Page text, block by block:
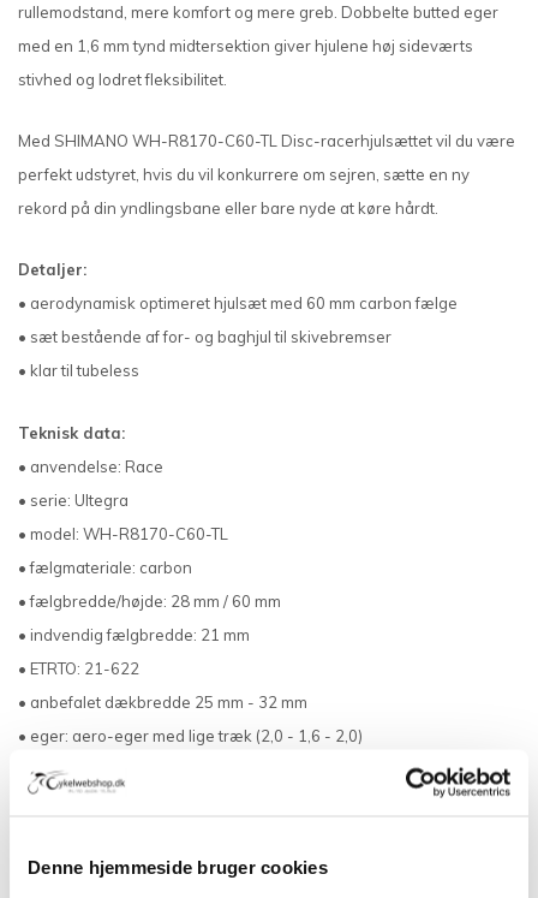
Denne hjemmeside bruger cookies
rullemodstand, mere komfort og mere greb. Dobbelte butted eger
med en 1,6 mm tynd midtersektion giver hjulene høj sideværts
stivhed og lodret fleksibilitet.
Med SHIMANO WH-R8170-C60-TL Disc-racerhjulsættet vil du være
perfekt udstyret, hvis du vil konkurrere om sejren, sætte en ny
rekord på din yndlingsbane eller bare nyde at køre hårdt.
Detaljer:
• aerodynamisk optimeret hjulsæt med 60 mm carbon fælge
• sæt bestående af for- og baghjul til skivebremser
• klar til tubeless
Teknisk data:
• anvendelse: Race
• serie: Ultegra
• model: WH-R8170-C60-TL
• fælgmateriale: carbon
• fælgbredde/højde: 28 mm / 60 mm
• indvendig fælgbredde: 21 mm
• ETRTO: 21-622
• anbefalet dækbredde 25 mm - 32 mm
• eger: aero-eger med lige træk (2,0 - 1,6 - 2,0)
• antal eger: 24 stk
• body: aluminium (anodiseret)